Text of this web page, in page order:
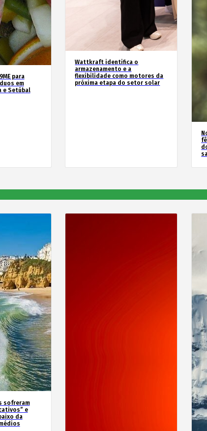
para
em
e Setúbal
Wattkraft identifica o
armazenamento e a
flexibilidade como motores da
próxima etapa do setor solar
sofreram
e
da